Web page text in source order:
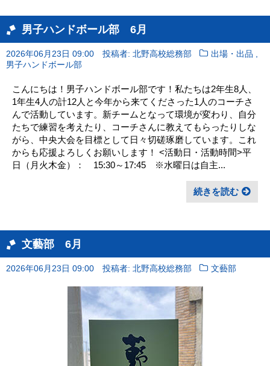
男子ハンドボール部 6月
2026年06月23日 09:00 投稿者: 北野高校総務部 出場・出品
男子ハンドボール部
こんにちは！男子ハンドボール部です！私たちは2年生8人、
1年生4人の計12人と今年から来てくださった1人のコーチさ
んで活動しています。新チームとなって環境が変わり、自分
たちで練習を考えたり、コーチさんに教えてもらったりしな
がら、中央大会を目標として日々切磋琢磨しています。これ
からも応援よろしくお願いします！ <活動日・活動時間>平
日（月火木金）： 15:30～17:45 ※水曜日は自主...
続きを読む
文藝部 6月
2026年06月23日 09:00 投稿者: 北野高校総務部 文藝部